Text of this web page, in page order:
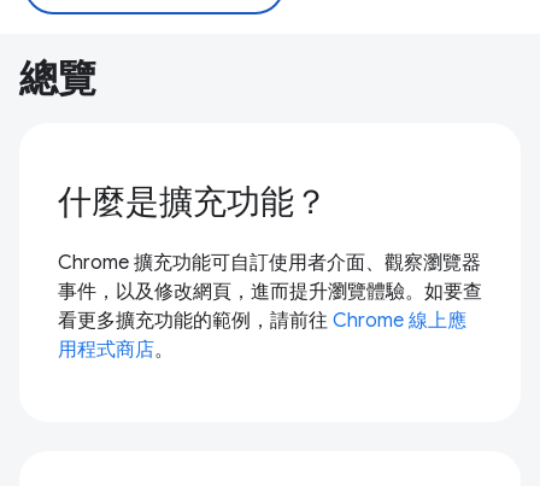
總覽
什麼是擴充功能？
Chrome 擴充功能可自訂使用者介面、觀察瀏覽器
事件，以及修改網頁，進而提升瀏覽體驗。如要查
看更多擴充功能的範例，請前往 Chrome 線上應
用程式商店。